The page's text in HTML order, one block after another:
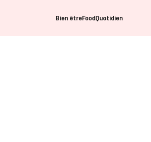
Bien êtreFoodQuotidien